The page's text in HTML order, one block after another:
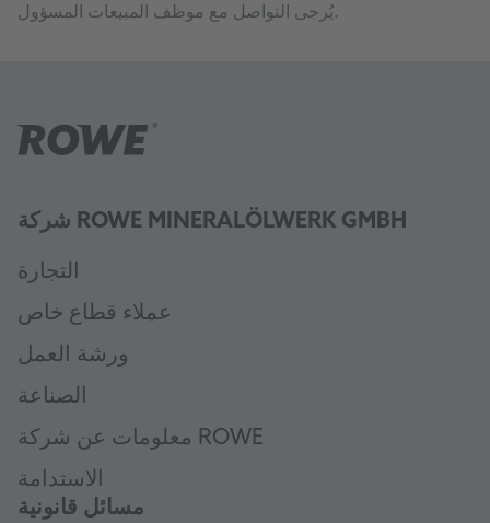
يُرجى التواصل مع موظف المبيعات المسؤول.
شركة ROWE MINERALÖLWERK GMBH
التجارة
عملاء قطاع خاص
ورشة العمل
الصناعة
معلومات عن شركة ROWE
الاستدامة
مسائل قانونية